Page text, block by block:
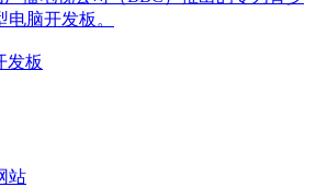
脑开发板。
发板
站